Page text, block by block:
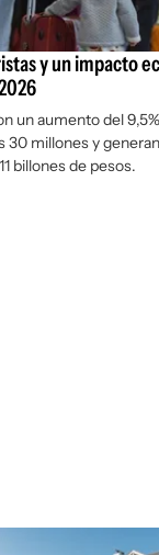
y un impacto
un aumento del
30 millones y
billones de pesos.